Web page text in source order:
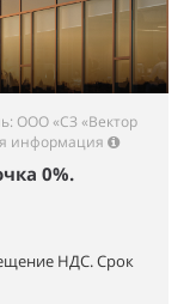
ООО «СЗ «Вектор
информация
0%.
НДС. Срок